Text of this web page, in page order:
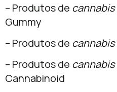
– Produtos de cannabis
Gummy
– Produtos de cannabis
– Produtos de cannabis
Cannabinoid